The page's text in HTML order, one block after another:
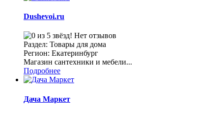
Dushevoi.ru
Нет отзывов
Раздел: Товары для дома
Регион: Екатеринбург
Магазин сантехники и мебели...
Подробнее
Дача Маркет